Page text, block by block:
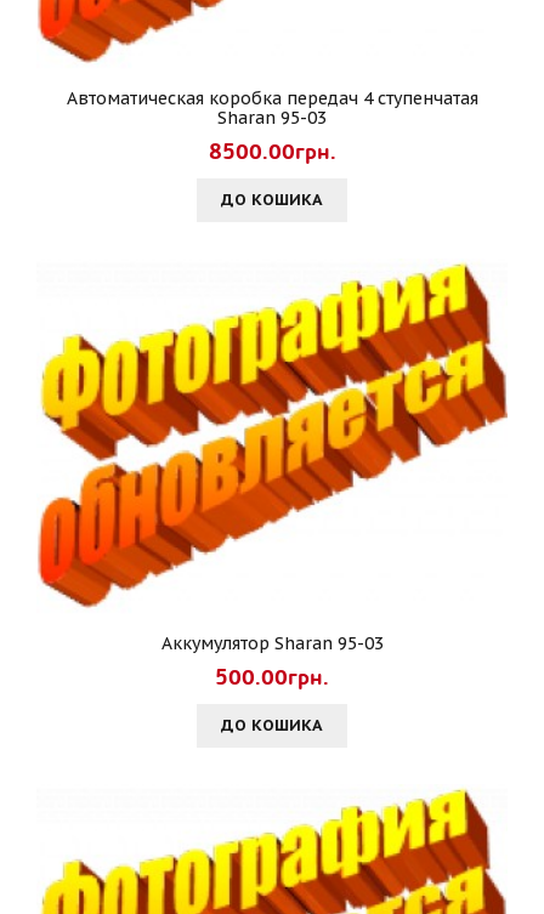
Автоматическая коробка передач 4 ступенчатая
Sharan 95-03
8500.00грн.
ДО КОШИКА
Аккумулятор Sharan 95-03
500.00грн.
ДО КОШИКА